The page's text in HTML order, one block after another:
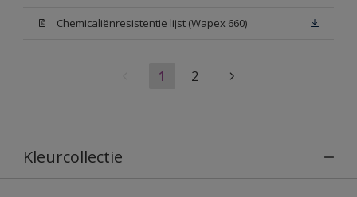
Chemicaliënresistentie lijst (Wapex 660)
1 2
Kleurcollectie